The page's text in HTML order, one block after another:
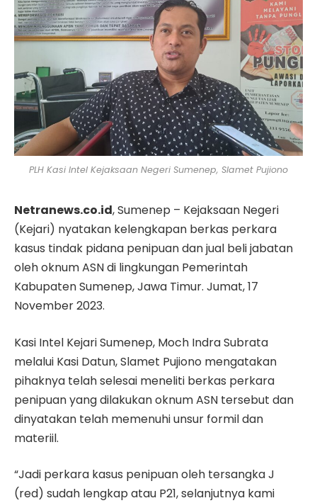
PLH Kasi Intel Kejaksaan Negeri Sumenep, Slamet Pujiono
Netranews.co.id, Sumenep – Kejaksaan Negeri
(Kejari) nyatakan kelengkapan berkas perkara
kasus tindak pidana penipuan dan jual beli jabatan
oleh oknum ASN di lingkungan Pemerintah
Kabupaten Sumenep, Jawa Timur. Jumat, 17
November 2023.
Kasi Intel Kejari Sumenep, Moch Indra Subrata
melalui Kasi Datun, Slamet Pujiono mengatakan
pihaknya telah selesai meneliti berkas perkara
penipuan yang dilakukan oknum ASN tersebut dan
dinyatakan telah memenuhi unsur formil dan
materiil.
“Jadi perkara kasus penipuan oleh tersangka J
(red) sudah lengkap atau P21, selanjutnya kami